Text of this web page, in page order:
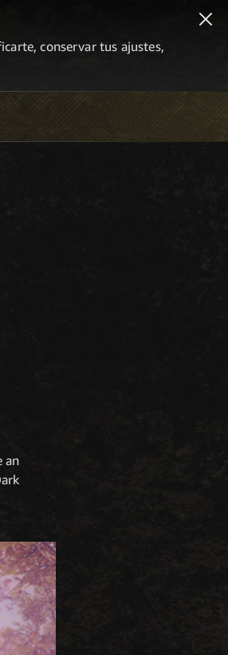
conservar tus ajustes,
an